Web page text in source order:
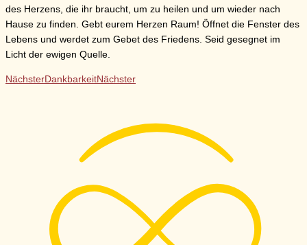
des Herzens, die ihr braucht, um zu heilen und um wieder nach
Hause zu finden. Gebt eurem Herzen Raum! Öffnet die Fenster des
Lebens und werdet zum Gebet des Friedens. Seid gesegnet im
Licht der ewigen Quelle.
NächsterDankbarkeitNächster